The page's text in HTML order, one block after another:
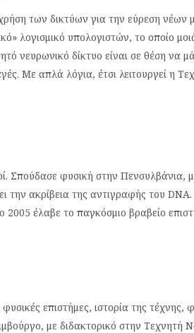
των δικτύων για την εύρεση νέων
λογισμικό υπολογιστών, το οποίο
νευρωνικό δίκτυο είναι σε θέση να
Με απλά λόγια, έτσι λειτουργεί η
Σπούδασε φυσική στην Πενσυλβάνια,
την ακρίβεια της αντιγραφής του
έλαβε το παγκόσμιο βραβείο
επιστήμες, ιστορία της τέχνης,
με διδακτορικό στην Τεχνητή